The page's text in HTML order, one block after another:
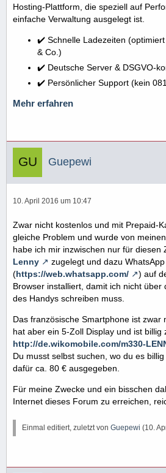
Hosting-Plattform, die speziell auf
einfache Verwaltung ausgelegt ist.
✔️ Schnelle Ladezeiten
& Co.)
✔️ Deutsche Server & DSGVO-
✔️ Persönlicher Support (kein
Mehr erfahren
Guepewi
10. April 2016 um 10:47
Zwar nicht kostenlos und mit Prepaid-
gleiche Problem und wurde von
habe ich mir inzwischen nur für diesen
Lenny
zugelegt und dazu
(https://web.whatsapp.com/
) auf
Browser installiert, damit ich nicht über
des Handys schreiben muss.
Das französische Smartphone ist zwar
hat aber ein 5-Zoll Display und ist billig
http://de.wikomobile.com/m330-
Du musst selbst suchen, wo du es
dafür ca. 80 € ausgegeben.
Für meine Zwecke und ein bisschen
Internet dieses Forum zu erreichen,
Einmal editiert, zuletzt von Guepewi (10.